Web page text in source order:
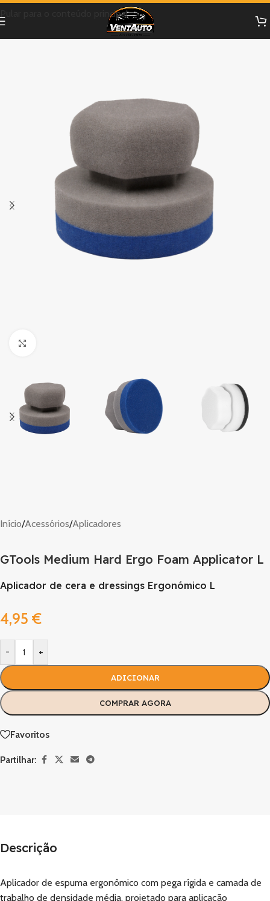
Pular para o conteúdo principal
Início/Acessórios/Aplicadores
GTools Medium Hard Ergo Foam Applicator L
Aplicador de cera e dressings Ergonómico L
4,95 €
- +
ADICIONAR
COMPRAR AGORA
Favoritos
Partilhar:
Descrição
Aplicador de espuma ergonômico com pega rígida e camada de
trabalho de densidade média, projetado para aplicação